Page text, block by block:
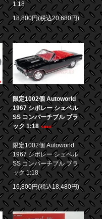
1:18
18,800円(税込20,680円)
限定1002個 Autoworld
1967 シボレー シェベル
SS コンバーチブル ブラ
ック 1:18
限定1002個 Autoworld
1967 シボレー シェベル
SS コンバーチブル ブラ
ック 1:18
16,800円(税込18,480円)